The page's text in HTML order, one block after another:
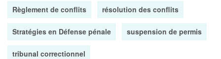
Règlement de conflits résolution des conflits
Stratégies en Défense pénale suspension de permis
tribunal correctionnel